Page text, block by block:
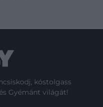
kóstolgass
Gyémánt világát!